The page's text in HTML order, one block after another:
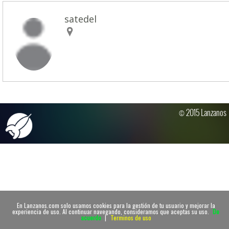
En Lanzanos.com solo usamos cookies para la gestión de tu usuario y mejorar la
experiencia de uso. Al continuar navegando, consideramos que aceptas su uso. De
acuerdo | Terminos de uso
satedel
© 2015 Lanzanos